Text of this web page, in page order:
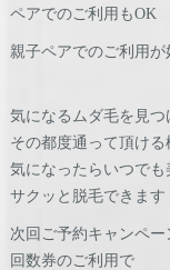
ペアでのご利用もOK
親子ペアでのご利用
気になるムダ毛を見つ
その都度通って頂ける
気になったらいつで
サクッと脱毛できます
次回ご予約キャンペー
回数券のご利用で